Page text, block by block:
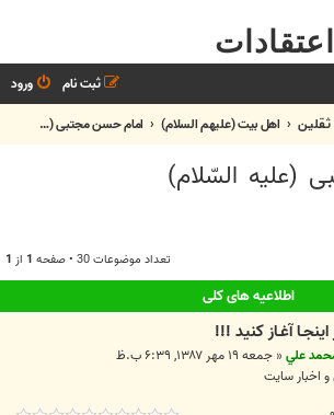
ورود
ثبت نام
اهل بيت (عليهم السلام) امام حسن مجتبی (علیه السّلام)
(علیه السّلام)
تعداد موضوعات 30 • صفحه 1 از 1
اطلاعیه های کلی
آغـاز کنيد !!!
علي « جمعه ۱۹ مهر ۱۳۸۷, ۶:۳۹ ب.ظ
و اخبار سايت